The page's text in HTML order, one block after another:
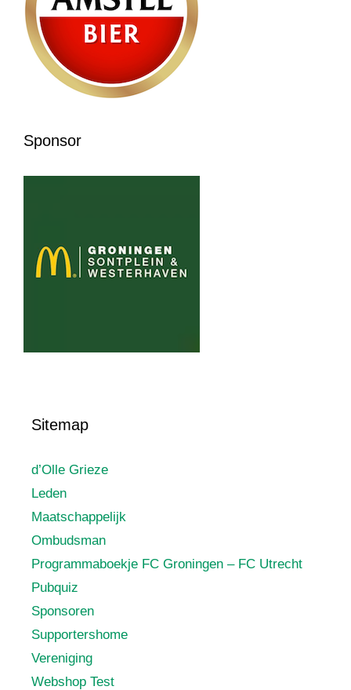
Sponsor
Sitemap
d’Olle Grieze
Leden
Maatschappelijk
Ombudsman
Programmaboekje FC Groningen – FC Utrecht
Pubquiz
Sponsoren
Supportershome
Vereniging
Webshop Test